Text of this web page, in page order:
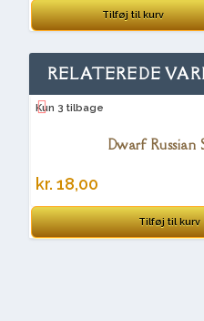
Tilføj til kurv
RELATEREDE
Kun 3 tilbage
Dwarf Russian
kr. 18,00
Tilføj til kurv